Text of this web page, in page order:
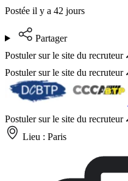
Postée il y a 42 jours
Partager
Postuler sur le site du recruteur
Postuler sur le site du recruteur
Postuler sur le site du recruteur
Lieu : Paris